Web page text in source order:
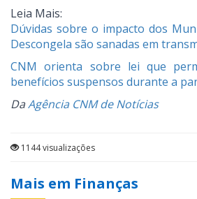
Leia Mais:
Dúvidas sobre o impacto dos
Descongela são sanadas em
CNM orienta sobre lei que
benefícios suspensos durante a
DaAgência CNM de Notícias
1144 visualizações
Mais em Finanças